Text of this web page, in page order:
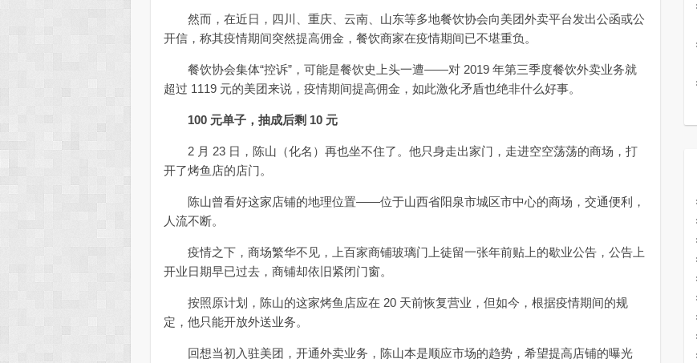
然而，在近日，四川、重庆、云南、山东等多地餐饮协会向美团外卖平台发出公函或公
开信，称其疫情期间突然提高佣金，餐饮商家在疫情期间已不堪重负。
餐饮协会集体“控诉”，可能是餐饮史上头一遭——对 2019 年第三季度餐饮外卖业务就
超过 1119 元的美团来说，疫情期间提高佣金，如此激化矛盾也绝非什么好事。
100 元单子，抽成后剩 10 元
2 月 23 日，陈山（化名）再也坐不住了。他只身走出家门，走进空空荡荡的商场，打
开了烤鱼店的店门。
陈山曾看好这家店铺的地理位置——位于山西省阳泉市城区市中心的商场，交通便利，
人流不断。
疫情之下，商场繁华不见，上百家商铺玻璃门上徒留一张年前贴上的歇业公告，公告上
开业日期早已过去，商铺却依旧紧闭门窗。
按照原计划，陈山的这家烤鱼店应在 20 天前恢复营业，但如今，根据疫情期间的规
定，他只能开放外送业务。
回想当初入驻美团，开通外卖业务，陈山本是顺应市场的趋势，希望提高店铺的曝光